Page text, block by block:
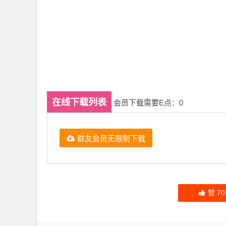
在线下载列表 会员下载需要E点：0
群友会员无限制下载
赞70